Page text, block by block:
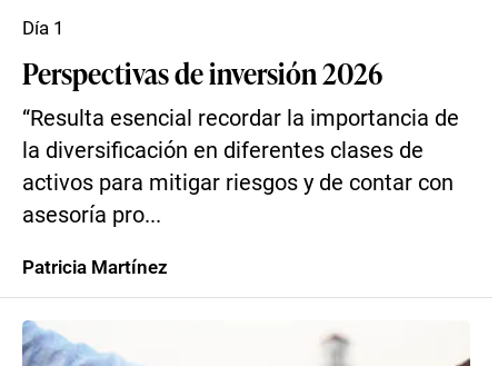
Perspectivas de inversión 2026
“Resulta esencial recordar la importancia de
la diversificación en diferentes clases de
activos para mitigar riesgos y de contar con
asesoría pro...
Día 1
Patricia Martínez